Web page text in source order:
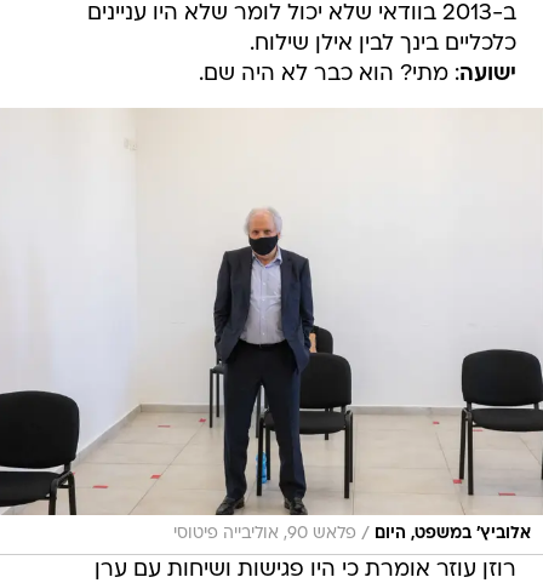
ב-2013 בוודאי שלא יכול לומר שלא היו עניינים
כלכליים בינך לבין אילן שילוח.
ישועה: מתי? הוא כבר לא היה שם.
אלוביץ' במשפט, היום / פלאש 90, אוליבייה פיטוסי
רוזן עוזר אומרת כי היו פגישות ושיחות עם ערן